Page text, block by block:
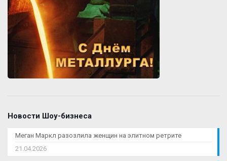
Новости Шоу-бизнеса
Меган Маркл разозлила женщин на элитном ретрите
21.04.2026